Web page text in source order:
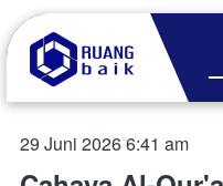
29 Juni 2026 6:41 am